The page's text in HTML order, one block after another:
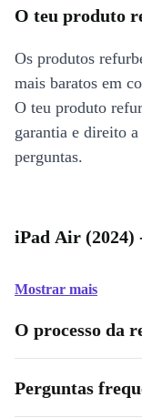
O teu produto
Os produtos
mais baratos em
O teu produto
garantia e direito
perguntas.
iPad Air (2024)
Mostrar mais
O processo da
Perguntas